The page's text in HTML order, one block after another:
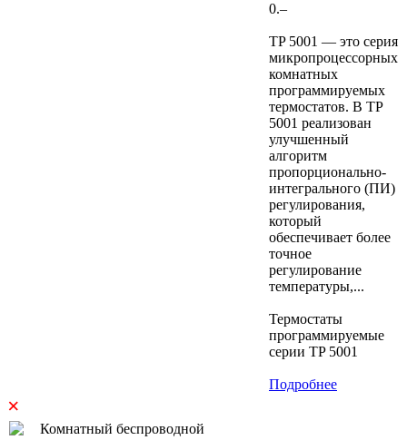
0.–
TP 5001 — это серия
микропроцессорных
комнатных
программируемых
термостатов. В TP
5001 реализован
улучшенный
алгоритм
пропорционально-
интегрального (ПИ)
регулирования,
который
обеспечивает более
точное
регулирование
температуры,...
Термостаты
программируемые
серии TP 5001
Подробнее
×